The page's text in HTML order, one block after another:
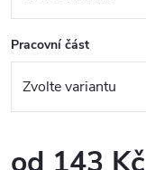
Pracovní část